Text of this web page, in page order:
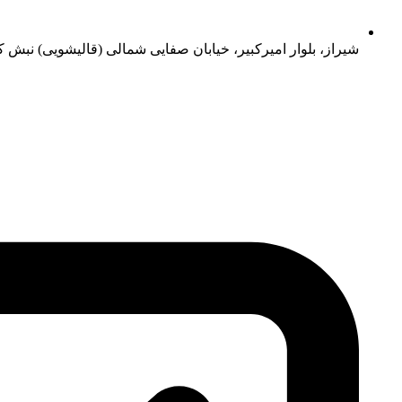
شیراز، بلوار امیرکبیر، خیابان صفایی شمالی (قالیشویی) نبش